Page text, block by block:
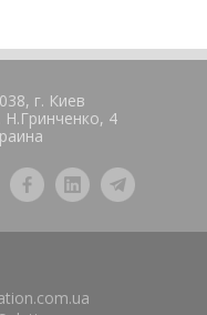
г. Киев
Н.Гринченко, 4